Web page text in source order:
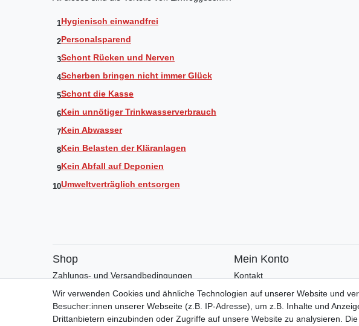
1Hygienisch einwandfrei
2Personalsparend
3Schont Rücken und Nerven
4Scherben bringen nicht immer Glück
5Schont die Kasse
6Kein unnötiger Trinkwasserverbrauch
7Kein Abwasser
8Kein Belasten der Kläranlagen
9Kein Abfall auf Deponien
10Umweltverträglich entsorgen
Shop
Zahlungs- und Versandbedingungen
Warenkorb
Kasse
Mein Konto
Kontakt
Facebook
Wir verwenden Cookies und ähnliche Technologien auf unserer Website und
Besucher:innen unserer Webseite (z.B. IP-Adresse), um z.B. Inhalte und
Drittanbietern einzubinden oder Zugriffe auf unsere Website zu analysieren.